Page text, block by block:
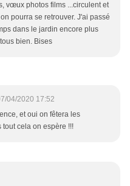
vœux photos films ...circulent et
pourra se retrouver. J'ai passé
dans le jardin encore plus
bien. Bises
04/2020 17:52
et oui on fêtera les
cela on espère !!!